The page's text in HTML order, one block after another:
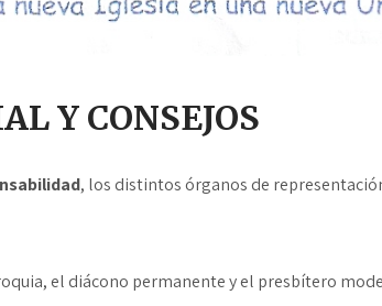
Y CONSEJOS
, los distintos órganos de
el diácono permanente y el presbítero